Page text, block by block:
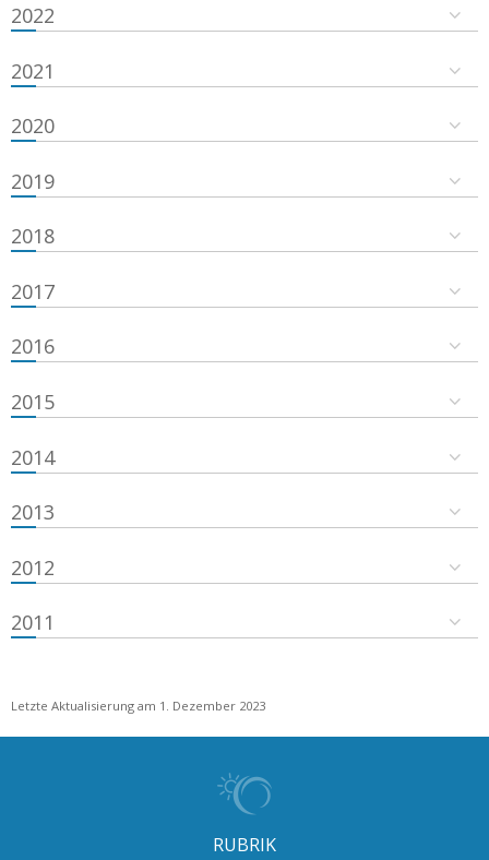
2022
2021
2020
2019
2018
2017
2016
2015
2014
2013
2012
2011
Letzte Aktualisierung am 1. Dezember 2023
RUBRIK